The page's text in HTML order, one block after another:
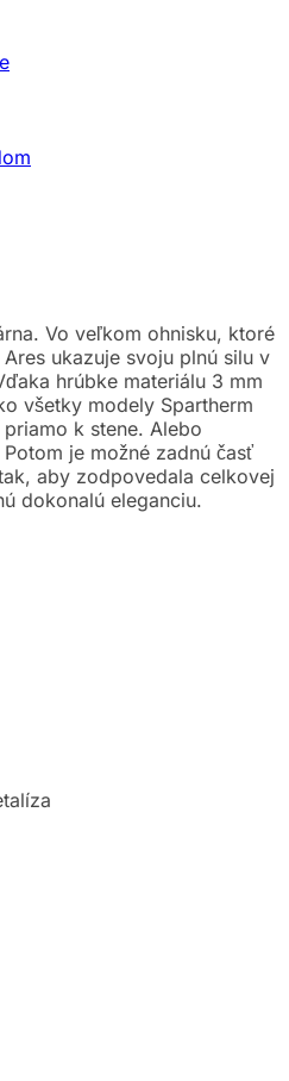
Vo veľkom ohnisku, ktoré
ukazuje svoju plnú silu v
hrúbke materiálu 3 mm
všetky modely Spartherm
k stene. Alebo
je možné zadnú časť
aby zodpovedala celkovej
dokonalú eleganciu.